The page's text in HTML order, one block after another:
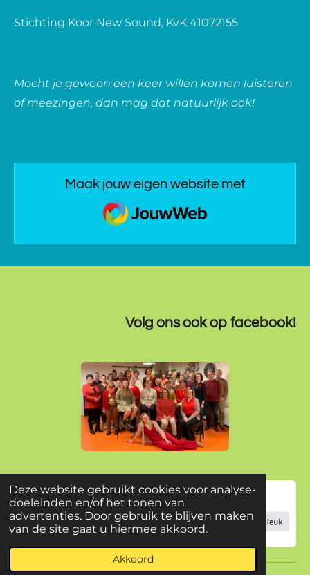
Deze website gebruikt cookies voor analyse-
doeleinden en/of het tonen van
advertenties. Door gebruik te blijven maken
van de site gaat u hiermee akkoord.
Akkoord
Stichting Koor New Sound, KvK 41072155
Mocht je gewoon een keer willen komen luisteren
of meezingen, dan mag dat natuurlijk ook!
Maak jouw eigen website met
JouwWeb
Volg ons ook op facebook!